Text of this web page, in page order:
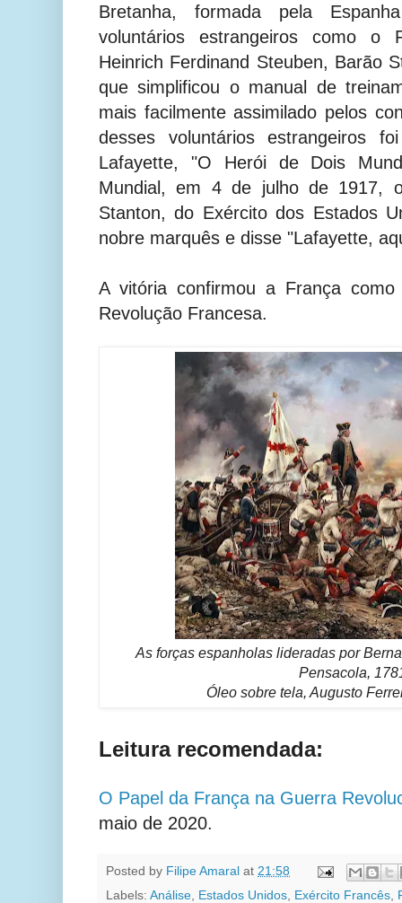
Bretanha, formada pela
voluntários estrangeiros como o
Heinrich Ferdinand Steuben, Barão
que simplificou o manual de
mais facilmente assimilado pelos
desses voluntários estrangeiros
Lafayette, "O Herói de Dois
Mundial, em 4 de julho de 1917,
Stanton, do Exército dos Estados
nobre marquês e disse "Lafayette,
A vitória confirmou a França
Revolução Francesa.
As forças espanholas lideradas por
Pensacola,
Óleo sobre tela, Augusto
Leitura recomendada:
O Papel da França na Guerra
maio de 2020.
Posted by Filipe Amaral at 21:58
Labels: Análise Estados Unidos Exército Francês